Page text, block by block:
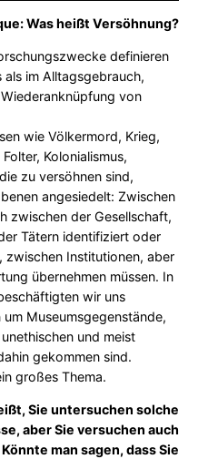
Was heißt Versöhnung?
definieren
im Alltagsgebrauch,
von
wie Völkermord, Krieg,
Kolonialismus,
zu versöhnen sind,
angesiedelt: Zwischen
zwischen der Gesellschaft,
Tätern identifiziert oder
zwischen Institutionen, aber
übernehmen müssen. In
wir uns
Museumsgegenstände,
und meist
gekommen sind.
großes Thema.
Sie untersuchen solche
aber Sie versuchen auch
man sagen, dass Sie